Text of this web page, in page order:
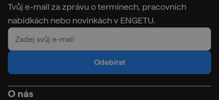
Tvůj e-mail za zprávu o termínech, pracovních
nabídkách nebo novinkách v ENGETU.
Odebírat
O nás